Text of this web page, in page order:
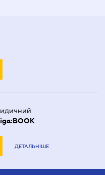
ДЕТАЛЬНІШЕ